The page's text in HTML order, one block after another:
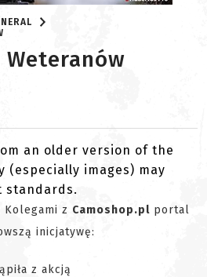
an older version of the
(especially images) may
standards.
Kolegami z Camoshop.pl portal
inicjatywę:
z akcją